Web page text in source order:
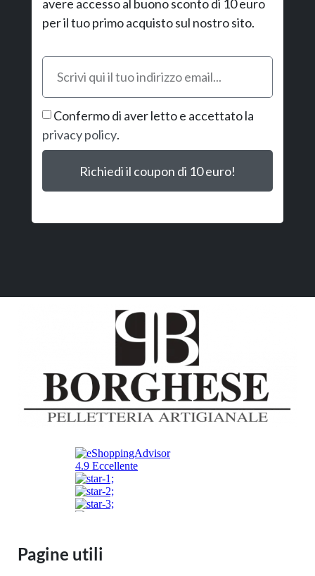
avere accesso al buono sconto di 10 euro
per il tuo primo acquisto sul nostro sito.
Confermo di aver letto e accettato la
privacy policy.
Richiedi il coupon di 10 euro!
Pagine utili